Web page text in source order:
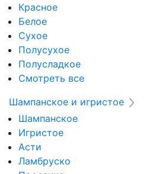
Красное
Белое
Сухое
Полусухое
Полусладкое
Смотреть все
Шампанское и игристое
Шампанское
Игристое
Асти
Ламбруско